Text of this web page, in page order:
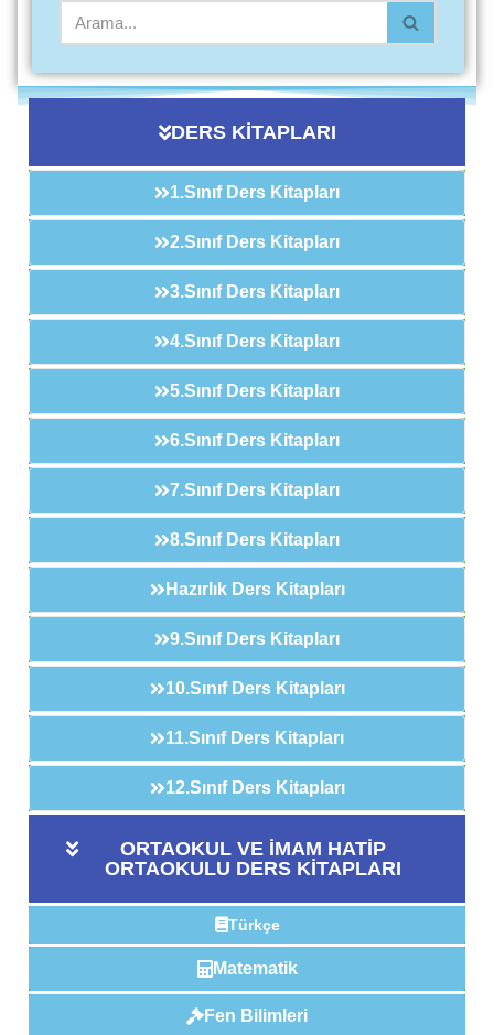
DERS KİTAPLARI
1.Sınıf Ders Kitapları
2.Sınıf Ders Kitapları
3.Sınıf Ders Kitapları
4.Sınıf Ders Kitapları
5.Sınıf Ders Kitapları
6.Sınıf Ders Kitapları
7.Sınıf Ders Kitapları
8.Sınıf Ders Kitapları
Hazırlık Ders Kitapları
9.Sınıf Ders Kitapları
10.Sınıf Ders Kitapları
11.Sınıf Ders Kitapları
12.Sınıf Ders Kitapları
ORTAOKUL VE İMAM HATİP
ORTAOKULU DERS KİTAPLARI
Türkçe
Matematik
Fen Bilimleri